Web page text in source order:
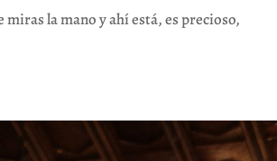
la mano y ahí está, es precioso,